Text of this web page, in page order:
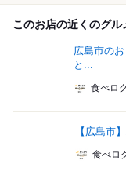
このお店の近くのグル
広島市の
と...
食べロ
【広島市
食べロ